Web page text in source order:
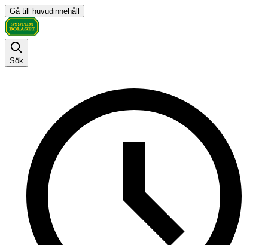
Gå till huvudinnehåll
Sök